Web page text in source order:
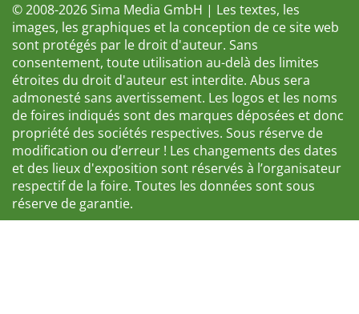
© 2008-2026 Sima Media GmbH | Les textes, les
images, les graphiques et la conception de ce site web
sont protégés par le droit d'auteur. Sans
consentement, toute utilisation au-delà des limites
étroites du droit d'auteur est interdite. Abus sera
admonesté sans avertissement. Les logos et les noms
de foires indiqués sont des marques déposées et donc
propriété des sociétés respectives. Sous réserve de
modification ou d’erreur ! Les changements des dates
et des lieux d'exposition sont réservés à l’organisateur
respectif de la foire. Toutes les données sont sous
réserve de garantie.